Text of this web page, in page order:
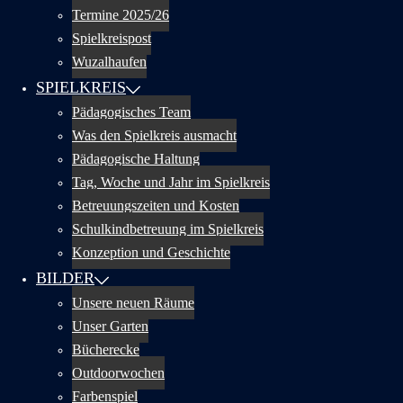
Termine 2025/26
Spielkreispost
Wuzalhaufen
SPIELKREIS
Pädagogisches Team
Was den Spielkreis ausmacht
Pädagogische Haltung
Tag, Woche und Jahr im Spielkreis
Betreuungszeiten und Kosten
Schulkindbetreuung im Spielkreis
Konzeption und Geschichte
BILDER
Unsere neuen Räume
Unser Garten
Bücherecke
Outdoorwochen
Farbenspiel